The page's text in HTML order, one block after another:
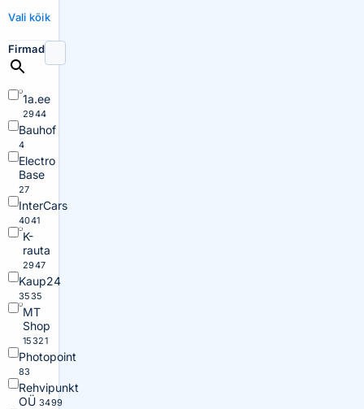
Vali kõik
Firmad
1a.ee
2944
Bauhof
4
Electro
Base
27
InterCars
4041
K-
rauta
2947
Kaup24
3535
MT
Shop
15321
Photopoint
83
Rehvipunkt
OÜ 3499